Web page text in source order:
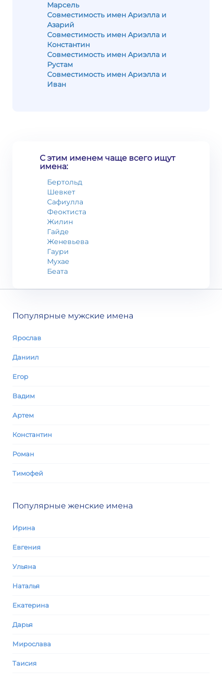
Марсель
Совместимость имен Ариэлла и
Азарий
Совместимость имен Ариэлла и
Константин
Совместимость имен Ариэлла и
Рустам
Совместимость имен Ариэлла и
Иван
С этим именем чаще всего ищут
имена:
Бертольд
Шевкет
Сафиулла
Феоктиста
Жилин
Гайде
Женевьева
Гаури
Мухае
Беата
Популярные мужские имена
Ярослав
Даниил
Егор
Вадим
Артем
Константин
Роман
Тимофей
Популярные женские имена
Ирина
Евгения
Ульяна
Наталья
Екатерина
Дарья
Мирослава
Таисия